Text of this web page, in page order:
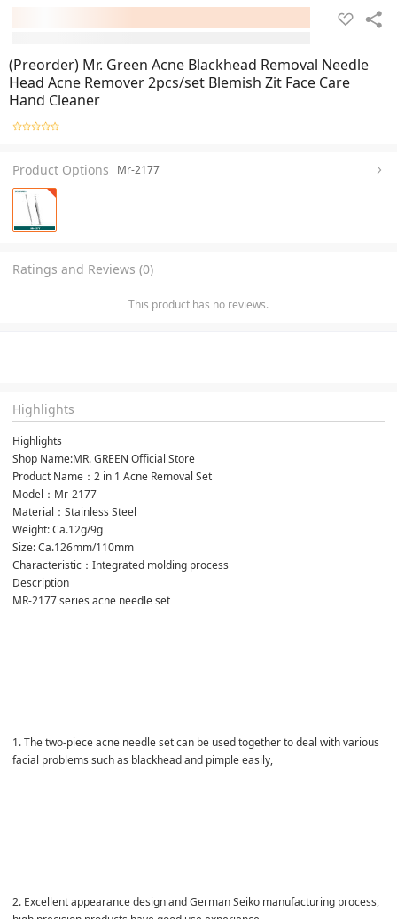
(Preorder) Mr. Green Acne Blackhead Removal Needle
Head Acne Remover 2pcs/set Blemish Zit Face Care
Hand Cleaner
Product Options Mr-2177
Ratings and Reviews (0)
This product has no reviews.
Highlights
Highlights
Shop Name:MR. GREEN Official Store
Product Name：2 in 1 Acne Removal Set
Model：Mr-2177
Material：Stainless Steel
Weight: Ca.12g/9g
Size: Ca.126mm/110mm
Characteristic：Integrated molding process
Description
MR-2177 series acne needle set
1. The two-piece acne needle set can be used together to deal with various
facial problems such as blackhead and pimple easily,
2. Excellent appearance design and German Seiko manufacturing process,